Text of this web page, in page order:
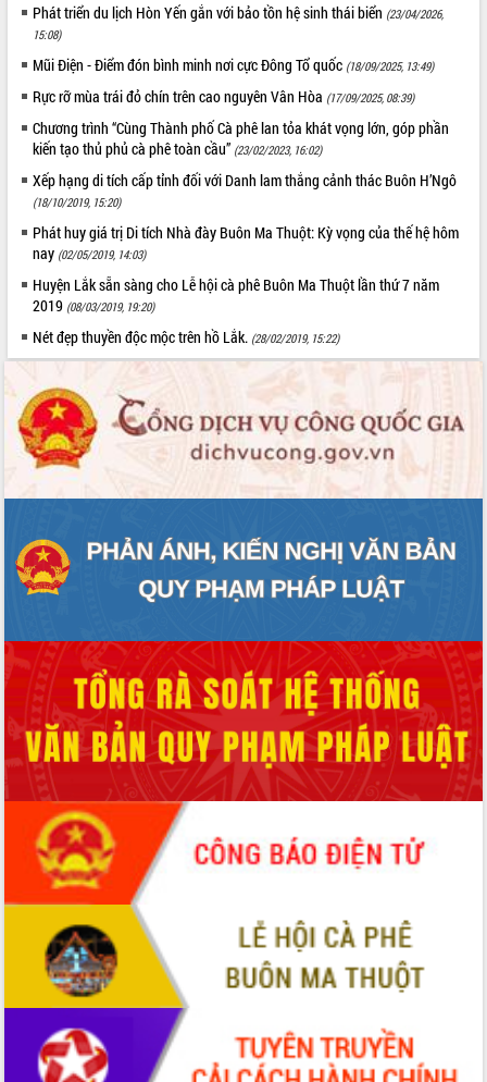
ứng để giữ vững thị trường xuất khẩu
Diễn đàn Kinh tế tư nhân Việt Nam đột
phá cơ chế - Hợp tác công tư
Đề án 06 tạo bước ngoặt đột phá trong
cải cách hành chính tỉnh Đắk Lắk
Kết nối tour, đẩy mạnh chuyển đổi số
Khởi động Dự án Đầu tư xây dựng hạ
tầng kỹ thuật Cụm công nghiệp Tân
Tiến
Gặp mặt các cơ quan báo chí nhân Kỷ
niệm 101 năm Ngày Báo chí Cách
mạng Việt Nam
Đắk Lắk sơ kết 4 năm triển khai thực
hiện Đề án 06 của Chính phủ
Họp báo thông tin về Hội nghị Công bố
Quy hoạch và Xúc tiến đầu tư tỉnh Đắk
Lắk
Khơi thông điểm nghẽn, đẩy nhanh
giải ngân vốn khắc phục thiên tai
HĐND tỉnh thông qua điều chỉnh Quy
Hội thảo góp ý hồ sơ điều chỉnh quy
hoạch tỉnh Đắk Lắk thời kỳ 2021-2030,
tầm nhìn đến năm 2050
doanh nghiệp nhà nước
Hội nghị triển khai kết nối mạng
truyền số liệu chuyên dùng phục vụ cơ
quan Đảng, Nhà nước
Lễ phát động chuỗi hoạt động chung
tay làm sạch môi trường
Xã Ea Kar bước chuyển mình trong
công tác cải cách hành chính mô hình
mới
UBND tỉnh họp báo định kỳ tháng 4
năm 2026
Hội thảo khoa học “Giải pháp thúc đẩy
phát triển nền kinh tế xanh tại tỉnh
Đắk Lắk”
Tăng cường giám sát, đôn đốc thực
hiện nhiệm vụ quản lý tài sản công
hàng tuần
Tháo gỡ những vướng mắc, đẩy mạnh
công tác cải cách thủ tục hành chính
Phát triển du lịch Hòn Yến gắn với bảo tồn hệ sinh thái biển (23/04/2026,
15:08)
Mũi Điện - Điểm đón bình minh nơi cực Đông Tổ quốc (18/09/2025, 13:49)
Rực rỡ mùa trái đỏ chín trên cao nguyên Vân Hòa (17/09/2025, 08:39)
Chương trình “Cùng Thành phố Cà phê lan tỏa khát vọng lớn, góp phần
kiến tạo thủ phủ cà phê toàn cầu” (23/02/2023, 16:02)
Xếp hạng di tích cấp tỉnh đối với Danh lam thắng cảnh thác Buôn H’Ngô
(18/10/2019, 15:20)
Phát huy giá trị Di tích Nhà đày Buôn Ma Thuột: Kỳ vọng của thế hệ hôm
nay (02/05/2019, 14:03)
Huyện Lắk sẵn sàng cho Lễ hội cà phê Buôn Ma Thuột lần thứ 7 năm
2019 (08/03/2019, 19:20)
Nét đẹp thuyền độc mộc trên hồ Lắk. (28/02/2019, 15:22)